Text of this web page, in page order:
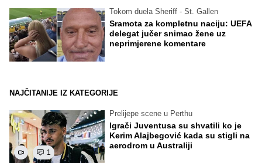
Tokom duela Sheriff - St. Gallen
Sramota za kompletnu naciju: UEFA
delegat jučer snimao žene uz
neprimjerene komentare
NAJČITANIJE IZ KATEGORIJE
1
Prelijepe scene u Perthu
Igrači Juventusa su shvatili ko je
Kerim Alajbegović kada su stigli na
aerodrom u Australiji